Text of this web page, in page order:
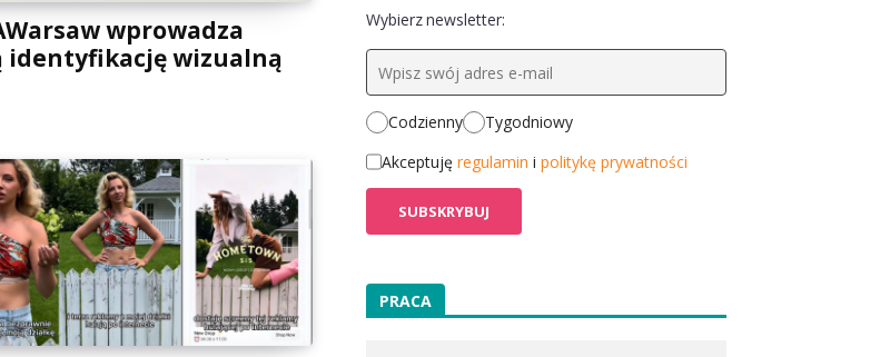
wprowadza
identyfikację wizualną
Wybierz newsletter:
Codzienny
Tygodniowy
Akceptuję regulamin i politykę prywatności
PRACA